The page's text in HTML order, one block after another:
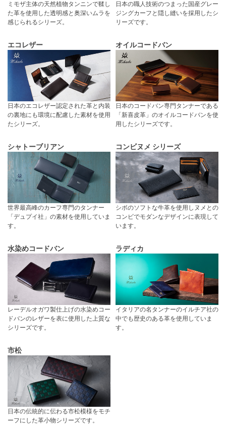
ミモザ主体の天然植物タンニンで鞣し
た革を使用した透明感と奥深いムラを
感じられるシリーズ。
日本の職人技術のつまった国産グレー
ジングカーフと隠し縫いを採用したシ
リーズです。
エコレザー
日本のエコレザー認定された革と内装
の裏地にも環境に配慮した素材を使用
たシリーズ。
オイルコードバン
日本のコードバン専門タンナーである
「新喜皮革」のオイルコードバンを使
用したシリーズです。
シャトーブリアン
世界最高峰のカーフ専門のタンナー
「デュプイ社」の素材を使用していま
す。
コンビヌメ シリーズ
シボのソフトな牛革を使用しヌメとの
コンビでモダンなデザインに表現して
います。
水染めコードバン
レーデルオガワ製仕上げの水染めコー
ドバンのレザーを表に使用した上質な
シリーズです。
ラディカ
イタリアの名タンナーのイルチア社の
中でも歴史のある革を使用していま
す。
市松
日本の伝統的に伝わる市松模様をモチ
ーフにした革小物シリーズです。